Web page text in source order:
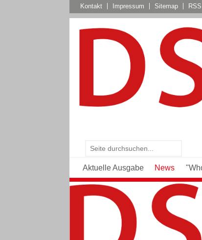
Kontakt Impressum Sitemap RSS
Aktuelle Ausgabe News